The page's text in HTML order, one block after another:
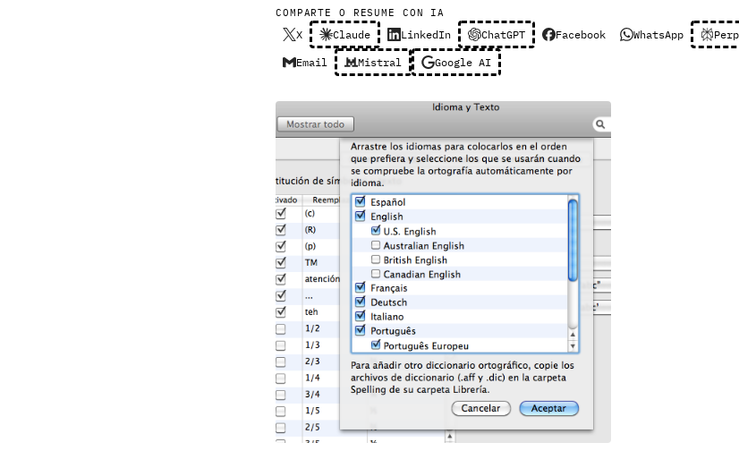
COMPARTE O RESUME CON IA
X Claude LinkedIn ChatGPT Facebook WhatsApp
Email Mistral Google AI